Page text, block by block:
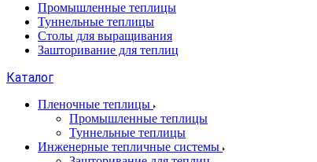
Промышленные теплицы
Туннельные теплицы
Столы для выращивания
Зашторивание для теплиц
Каталог
Пленочные теплицы
Промышленные теплицы
Туннельные теплицы
Инженерные тепличные системы